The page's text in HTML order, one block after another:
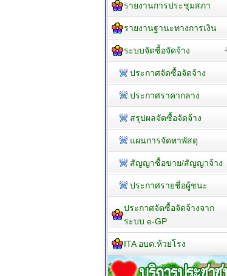
รายงานการประชุมสภา
รายงานฐานะทางการเงิน
ระบบจัดซื้อจัดจ้าง
ประกาศจัดซื้อจัดจ้าง
ประกาศราคากลาง
สรุปผลจัดซื้อจัดจ้าง
แผนการจัดหาพัสดุ
สัญญาซื้อขาย/สัญญาจ้าง
ประกาศรายชื่อผู้ชนะ
ประกาศจัดซื้อจัดจ้างจาก
ระบบ e-GP
ITA อบต.ห้วยโรง